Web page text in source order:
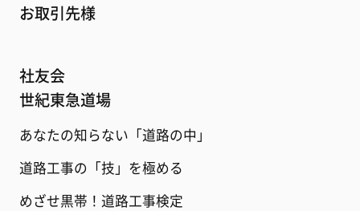
お取引先様
社友会
世紀東急道場
あなたの知らない「道路の中」
道路工事の「技」を極める
めざせ黒帯！道路工事検定